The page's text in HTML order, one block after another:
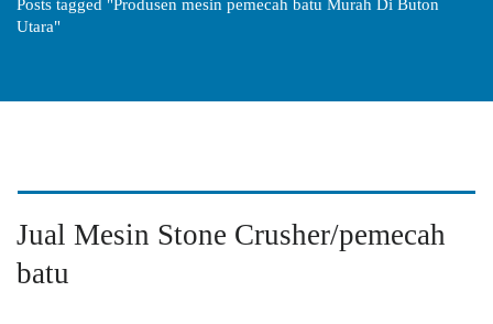
Posts tagged "Produsen mesin pemecah batu Murah Di Buton
Utara"
Jual Mesin Stone Crusher/pemecah
batu